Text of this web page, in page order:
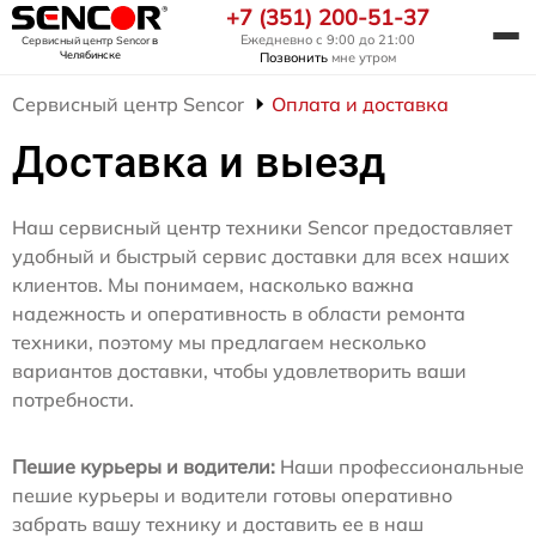
Сервисный центр Sencorв
Челябинске
+7 (351) 200-51-37
Ежедневно с 9:00 до 21:00
Позвонить мне утром
Сервисный центр Sencor Оплата и доставка
Доставка и выезд
Наш сервисный центр техники Sencor предоставляет
удобный и быстрый сервис доставки для всех наших
клиентов. Мы понимаем, насколько важна
надежность и оперативность в области ремонта
техники, поэтому мы предлагаем несколько
вариантов доставки, чтобы удовлетворить ваши
потребности.
Пешие курьеры и водители: Наши профессиональные
пешие курьеры и водители готовы оперативно
забрать вашу технику и доставить ее в наш